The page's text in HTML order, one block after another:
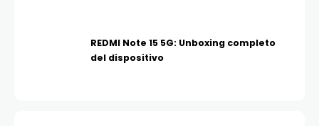
REDMI Note 15 5G: Unboxing completo
del dispositivo